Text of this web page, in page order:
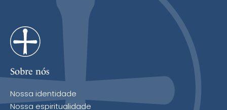
Sobre nós
Nossa identidade
Nossa espiritualidade